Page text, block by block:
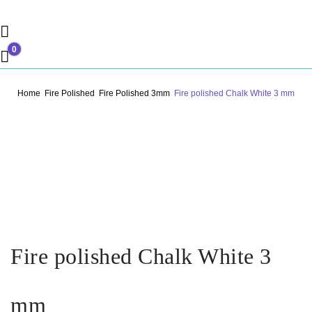
0,00 €
0
Home Fire Polished Fire Polished 3mm Fire polished Chalk White 3 mm
Fire polished Chalk White 3
mm